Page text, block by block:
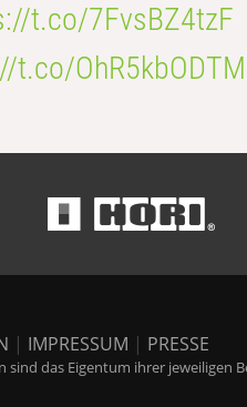
t.co/7FvsBZ4tzF
t.co/OhR5kbODTM
| IMPRESSUM | PRESSE
sind das Eigentum ihrer jeweiligen